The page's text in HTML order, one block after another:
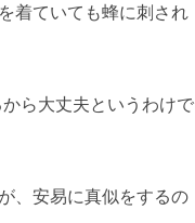
着ていても蜂に刺され
ら大丈夫というわけで
、安易に真似をするの